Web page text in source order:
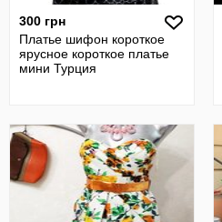
300 грн
Платье шифон короткое
ярусное короткое платье
мини Турция